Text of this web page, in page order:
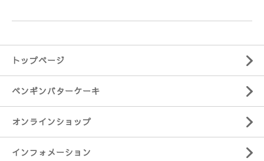
トップページ
ペンギンバターケーキ
オンラインショップ
インフォメーション